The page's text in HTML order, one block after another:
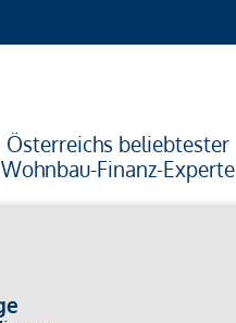
Österreichs beliebtester
Wohnbau-Finanz-Experte